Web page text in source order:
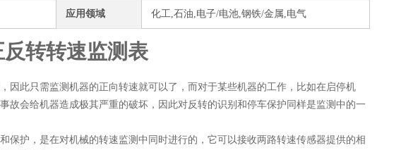
应用领域 化工,石油,电子/电池,钢铁/金属,电气
反转转速监测表
因此只需监测机器的正向转速就可以了，而对于某些机器的工作，比如在启停机
故会给机器造成极其严重的破坏，因此对反转的识别和停车保护同样是监测中的一
保护，是在对机械的转速监测中同时进行的，它可以接收两路转速传感器提供的相